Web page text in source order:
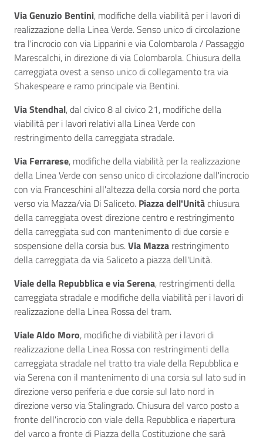
Via Genuzio Bentini, modifiche della viabilità per i lavori di
realizzazione della Linea Verde. Senso unico di circolazione
tra l'incrocio con via Lipparini e via Colombarola / Passaggio
Marescalchi, in direzione di via Colombarola. Chiusura della
carreggiata ovest a senso unico di collegamento tra via
Shakespeare e ramo principale via Bentini.
Via Stendhal, dal civico 8 al civico 21, modifiche della
viabilità per i lavori relativi alla Linea Verde con
restringimento della carreggiata stradale.
Via Ferrarese, modifiche della viabilità per la realizzazione
della Linea Verde con senso unico di circolazione dall'incrocio
con via Franceschini all'altezza della corsia nord che porta
verso via Mazza/via Di Saliceto. Piazza dell'Unità chiusura
della carreggiata ovest direzione centro e restringimento
della carreggiata sud con mantenimento di due corsie e
sospensione della corsia bus.Via Mazza restringimento
della carreggiata da via Saliceto a piazza dell'Unità.
Viale della Repubblica e via Serena, restringimenti della
carreggiata stradale e modifiche della viabilità per i lavori di
realizzazione della Linea Rossa del tram.
Viale Aldo Moro, modifiche di viabilità per i lavori di
realizzazione della Linea Rossa con restringimenti della
carreggiata stradale nel tratto tra viale della Repubblica e
via Serena con il mantenimento di una corsia sul lato sud in
direzione verso periferia e due corsie sul lato nord in
direzione verso via Stalingrado. Chiusura del varco posto a
fronte dell'incrocio con viale della Repubblica e riapertura
del varco a fronte di Piazza della Costituzione che sarà